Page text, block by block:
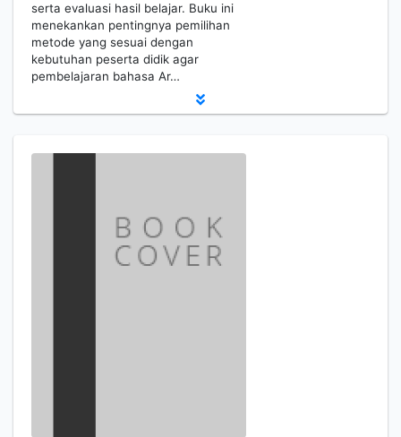
serta evaluasi hasil belajar. Buku ini
menekankan pentingnya pemilihan
metode yang sesuai dengan
kebutuhan peserta didik agar
pembelajaran bahasa Ar…